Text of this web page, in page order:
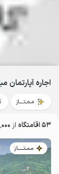
اجاره آپارتمان
مـمـتــــاز
53 اقامتگاه از
مـمـتــــــاز